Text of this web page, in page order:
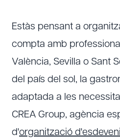
Estàs pensant a
compta amb
València, Sevilla o Sant
del país del sol, la
adaptada a les
CREA Group, agència
d'organització